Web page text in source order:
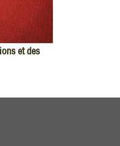
et des